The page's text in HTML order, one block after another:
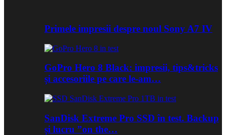
Primele impresii despre noul Sony A7 IV
GoPro Hero 8 Black: impresii, tips&tricks
și accesoriile pe care le-am…
SanDisk Extreme Pro SSD în test. Backup
și lucru ”on the…